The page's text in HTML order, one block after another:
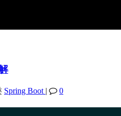
Spring Boot |
0